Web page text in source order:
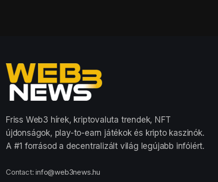
Friss Web3 hírek, kriptovaluta trendek, NFT
újdonságok, play-to-earn játékok és kripto kaszinók.
A #1 forrásod a decentralizált világ legújabb infóiért.
Contact:info@web3news.hu